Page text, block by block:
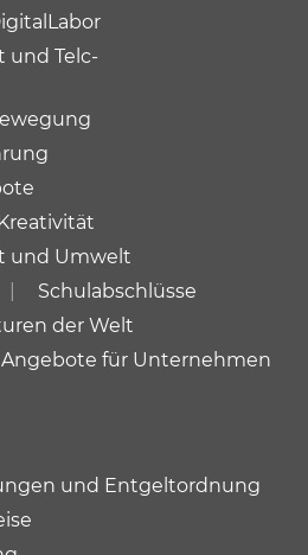
und Telc-
und Umwelt
Schulabschlüsse
der Welt
Angebote für Unternehmen
und Entgeltordnung